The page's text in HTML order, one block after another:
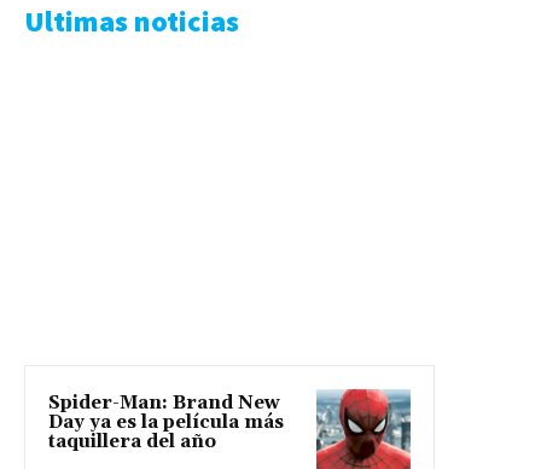
Ultimas noticias
Spider-Man: Brand New
Day ya es la película más
taquillera del año